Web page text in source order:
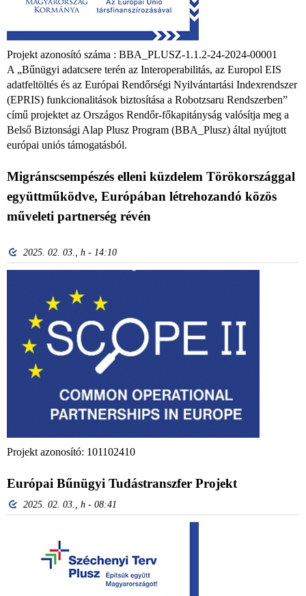
Projekt azonosító száma : BBA_PLUSZ-1.1.2-24-2024-00001
A „Bűnügyi adatcsere terén az Interoperabilitás, az Europol EIS
adatfeltöltés és az Európai Rendőrségi Nyilvántartási Indexrendszer
(EPRIS) funkcionalitások biztosítása a Robotzsaru Rendszerben”
című projektet az Országos Rendőr-főkapitányság valósítja meg a
Belső Biztonsági Alap Plusz Program (BBA_Plusz) által nyújtott
európai uniós támogatásból.
Migránscsempészés elleni küzdelem Törökországgal
együttműködve, Európában létrehozandó közös
műveleti partnerség révén
2025. 02. 03., h - 14:10
Projekt azonosító: 101102410
Európai Bűnügyi Tudástranszfer Projekt
2025. 02. 03., h - 08:41